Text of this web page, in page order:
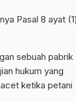
Pasal 8 ayat (1)
sebuah pabrik
hukum yang
ketika petani